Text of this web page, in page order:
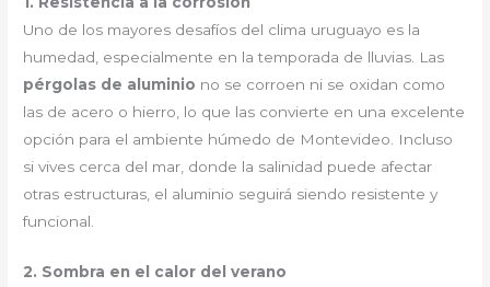
Uno de los mayores desafíos del clima uruguayo es la
humedad, especialmente en la temporada de lluvias. Las
pérgolas de aluminio no se corroen ni se oxidan como
las de acero o hierro, lo que las convierte en una excelente
opción para el ambiente húmedo de Montevideo. Incluso
si vives cerca del mar, donde la salinidad puede afectar
otras estructuras, el aluminio seguirá siendo resistente y
funcional.
2. Sombra en el calor del verano